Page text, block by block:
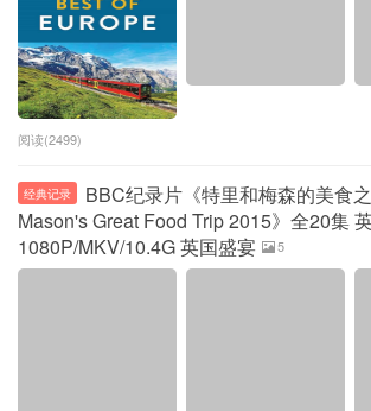
阅读(2499)
经典记录
BBC纪录片《特里和梅森的美食
Mason's Great Food Trip 2015》全20集
1080P/MKV/10.4G 英国盛宴
5